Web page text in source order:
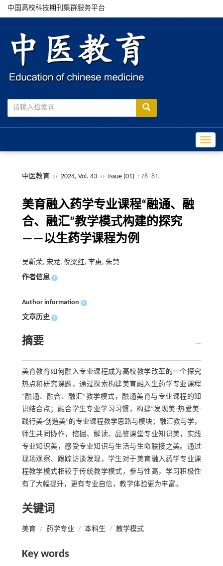
中国高校科技期刊集群服务平台
中医教育 ›› 2024, Vol. 43 ›› Issue (01) : 78 -81.
美育融入药学专业课程“融通、融
合、融汇”教学模式构建的探究
——以生药学课程为例
吴靳荣, 宋龙, 倪梁红, 李惠, 朱慧
作者信息 +
Author information +
文章历史 +
摘要
美育教育如何融入专业课程成为高校教学改革的一个探究
热点和研究课题，通过探索构建美育融入生药学专业课程
“融通、融合、融汇”教学模式，融通美育与专业课程的知
识结合点；融合学生专业学习习惯，构建“发现美-热爱美-
践行美-创造美”的专业课程教学思路与模块；融汇教与学，
师生共同协作，挖掘、解读、品鉴课堂专业知识美，实践
专业知识美，感受专业知识与生活与生命联接之美。通过
现场观察、跟踪访谈发现，学生对于美育融入药学专业课
程教学模式相较于传统教学模式，参与性高，学习积极性
有了大幅提升，更有专业自信，教学体验更为丰富。
关键词
美育 / 药学专业 / 本科生 / 教学模式
Key words